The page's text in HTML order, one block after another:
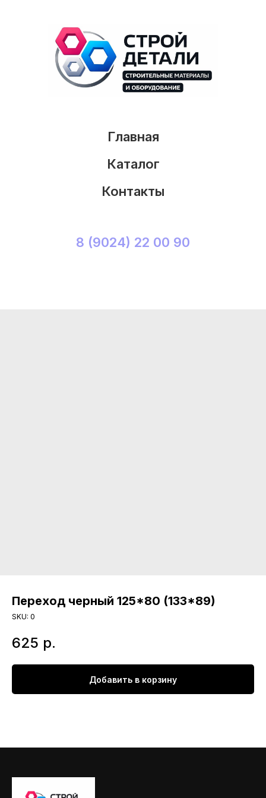
Главная
Каталог
Контакты
8 (9024) 22 00 90
Переход черный 125*80 (133*89)
SKU: 0
625 р.
Добавить в корзину